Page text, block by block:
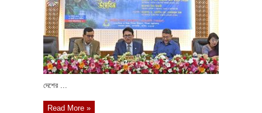
দেশের ...
Read More »